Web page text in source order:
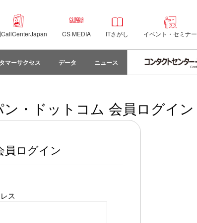
CallCenterJapan CS MEDIA ITさがし イベント・セミナー
マーサクセス データ ニュース
・ドットコム 会員ログイン
員ログイン
ス